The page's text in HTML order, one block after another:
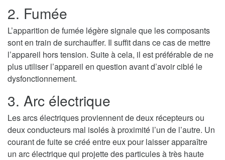
2. Fumée
L’apparition de fumée légère signale que les composants
sont en train de surchauffer. Il suffit dans ce cas de mettre
l’appareil hors tension. Suite à cela, il est préférable de ne
plus utiliser l’appareil en question avant d’avoir ciblé le
dysfonctionnement.
3. Arc électrique
Les arcs électriques proviennent de deux récepteurs ou
deux conducteurs mal isolés à proximité l’un de l’autre. Un
courant de fuite se créé entre eux pour laisser apparaître
un arc électrique qui projette des particules à très haute